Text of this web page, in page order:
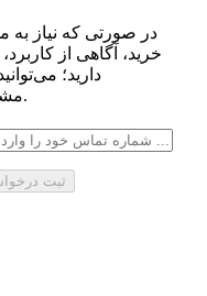
در صورتی که نیاز
خرید، آگاهی از
دارید؛
مشاوران مرکزآهن ارتباط برقرار کنید.
ثبت